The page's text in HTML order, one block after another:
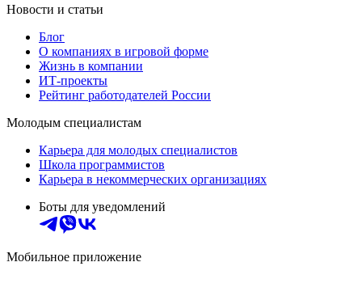
Новости и статьи
Блог
О компаниях в игровой форме
Жизнь в компании
ИТ-проекты
Рейтинг работодателей России
Молодым специалистам
Карьера для молодых специалистов
Школа программистов
Карьера в некоммерческих организациях
Боты для уведомлений
Мобильное приложение